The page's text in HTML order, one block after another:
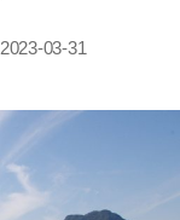
2023-03-31